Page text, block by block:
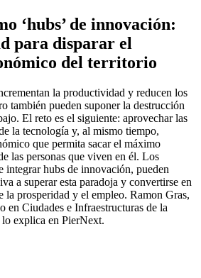
‘hubs’ de innovación:
para disparar el
del territorio
la productividad y reducen los
también pueden suponer la destrucción
El reto es el siguiente: aprovechar las
la tecnología y, al mismo tiempo,
que permita sacar el máximo
las personas que viven en él. Los
integrar hubs de innovación, pueden
a superar esta paradoja y convertirse en
la prosperidad y el empleo. Ramon Gras,
en Ciudades e Infraestructuras de la
explica en PierNext.